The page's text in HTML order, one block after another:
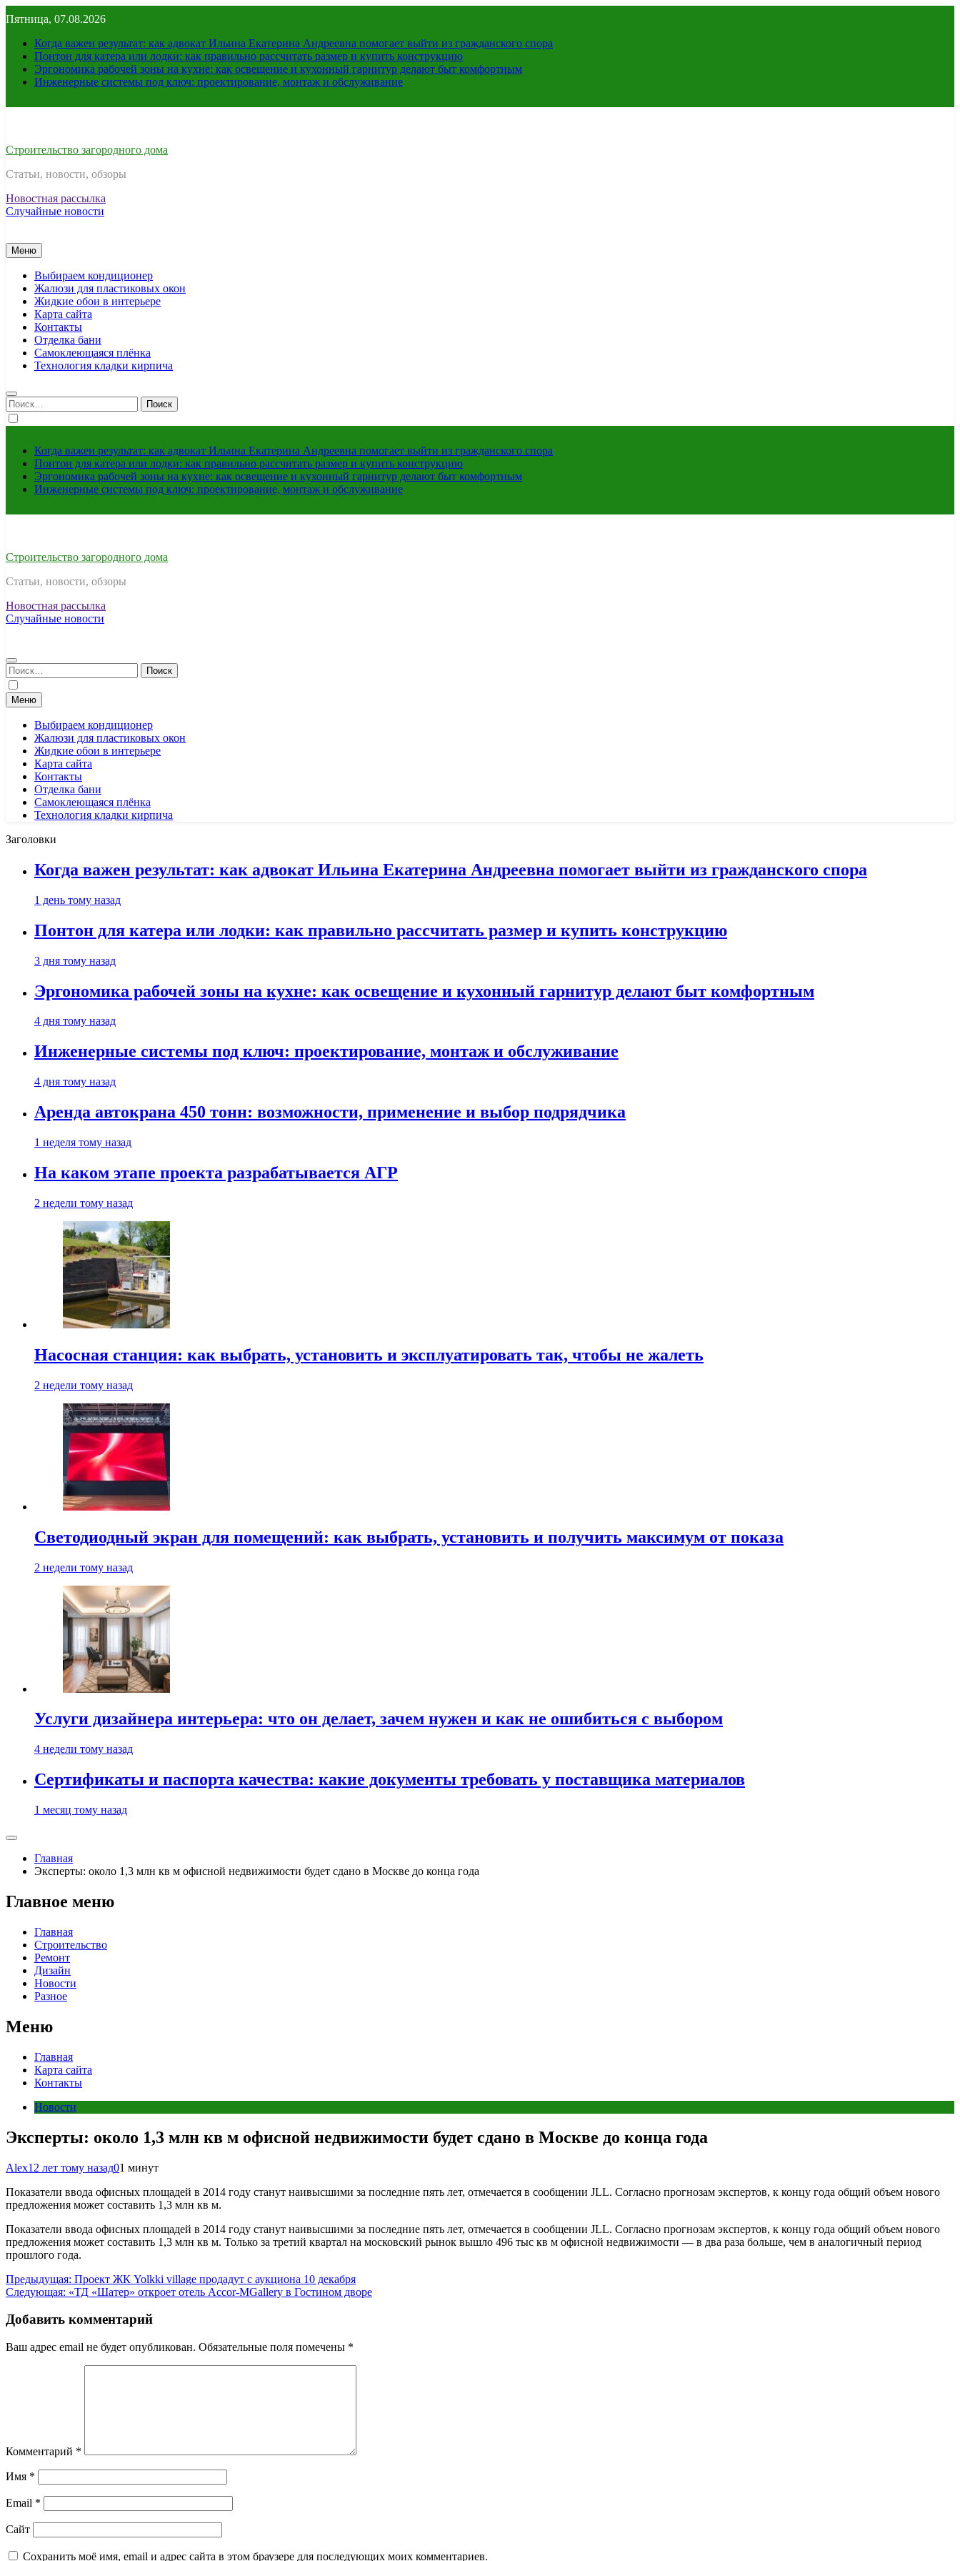
к
содержимому
Пятница, 07.08.2026
Когда важен результат: как адвокат Ильина Екатерина Андреевна помогает выйти из гражданского спора
Понтон для катера или лодки: как правильно рассчитать размер и купить конструкцию
Эргономика рабочей зоны на кухне: как освещение и кухонный гарнитур делают быт комфортным
Инженерные системы под ключ: проектирование, монтаж и обслуживание
Строительство загородного дома
Статьи, новости, обзоры
Новостная рассылка
Случайные новости
Меню
Выбираем кондиционер
Жалюзи для пластиковых окон
Жидкие обои в интерьере
Карта сайта
Контакты
Отделка бани
Самоклеющаяся плёнка
Технология кладки кирпича
Найти:
Когда важен результат: как адвокат Ильина Екатерина Андреевна помогает выйти из гражданского спора
Понтон для катера или лодки: как правильно рассчитать размер и купить конструкцию
Эргономика рабочей зоны на кухне: как освещение и кухонный гарнитур делают быт комфортным
Инженерные системы под ключ: проектирование, монтаж и обслуживание
Строительство загородного дома
Статьи, новости, обзоры
Новостная рассылка
Случайные новости
Найти:
Меню
Выбираем кондиционер
Жалюзи для пластиковых окон
Жидкие обои в интерьере
Карта сайта
Контакты
Отделка бани
Самоклеющаяся плёнка
Технология кладки кирпича
Заголовки
Когда важен результат: как адвокат Ильина Екатерина Андреевна помогает выйти из гражданского спора
1 день тому назад
Понтон для катера или лодки: как правильно рассчитать размер и купить конструкцию
3 дня тому назад
Эргономика рабочей зоны на кухне: как освещение и кухонный гарнитур делают быт комфортным
4 дня тому назад
Инженерные системы под ключ: проектирование, монтаж и обслуживание
4 дня тому назад
Аренда автокрана 450 тонн: возможности, применение и выбор подрядчика
1 неделя тому назад
На каком этапе проекта разрабатывается АГР
2 недели тому назад
Насосная станция: как выбрать, установить и эксплуатировать так, чтобы не жалеть
2 недели тому назад
Светодиодный экран для помещений: как выбрать, установить и получить максимум от показа
2 недели тому назад
Услуги дизайнера интерьера: что он делает, зачем нужен и как не ошибиться с выбором
4 недели тому назад
Сертификаты и паспорта качества: какие документы требовать у поставщика материалов
1 месяц тому назад
Главная
Эксперты: около 1,3 млн кв м офисной недвижимости будет сдано в Москве до конца года
Главное меню
Главная
Строительство
Ремонт
Дизайн
Новости
Разное
Меню
Главная
Карта сайта
Контакты
Новости
Эксперты: около 1,3 млн кв м офисной недвижимости будет сдано в Москве до конца года
Alex12 лет тому назад01 минут
Показатели ввода офисных площадей в 2014 году станут наивысшими за последние пять лет, отмечается в сообщении JLL. Согласно прогнозам экспертов, к концу года общий объем нового
предложения может составить 1,3 млн кв м.
Показатели ввода офисных площадей в 2014 году станут наивысшими за последние пять лет, отмечается в сообщении JLL. Согласно прогнозам экспертов, к концу года общий объем нового
предложения может составить 1,3 млн кв м. Только за третий квартал на московский рынок вышло 496 тыс кв м офисной недвижимости — в два раза больше, чем в аналогичный период
прошлого года.
Навигация
по
записям
Предыдущая: Проект ЖК Yolkki village продадут с аукциона 10 декабря
Следующая: «ТД «Шатер» откроет отель Accor-MGallery в Гостином дворе
Добавить комментарий
Ваш адрес email не будет опубликован. Обязательные поля помечены *
Комментарий *
Имя *
Email *
Сайт
Сохранить моё имя, email и адрес сайта в этом браузере для последующих моих комментариев.